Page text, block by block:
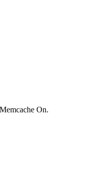
On.